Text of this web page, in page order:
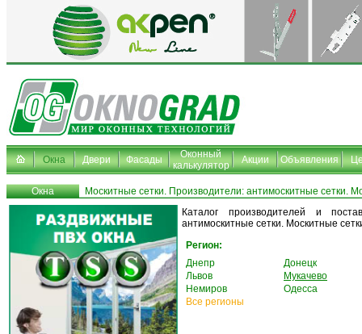
Окна Двери Фасады
Оконный
калькулятор
Акции Объявления
Окна Москитные сетки. Производители: антимоскитные сетки.
Каталог производителей и
антимоскитные сетки. Москитные
Регион:
Днепр
Донецк
Львов
Мукачево
Немиров
Одесса
Все регионы